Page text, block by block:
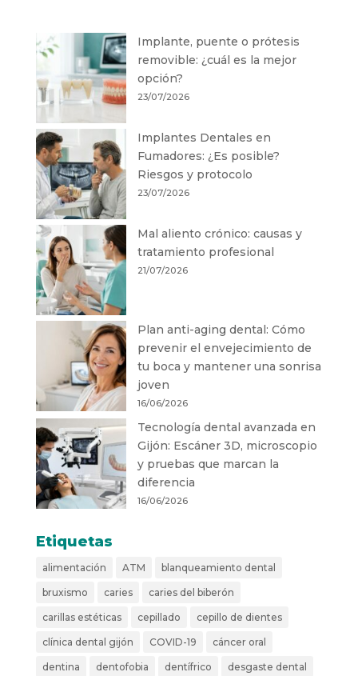
Implante, puente o prótesis
removible: ¿cuál es la mejor
opción?
23/07/2026
Implantes Dentales en
Fumadores: ¿Es posible?
Riesgos y protocolo
23/07/2026
Mal aliento crónico: causas y
tratamiento profesional
21/07/2026
Plan anti-aging dental: Cómo
prevenir el envejecimiento de
tu boca y mantener una sonrisa
joven
16/06/2026
Tecnología dental avanzada en
Gijón: Escáner 3D, microscopio
y pruebas que marcan la
diferencia
16/06/2026
Etiquetas
alimentación ATM blanqueamiento dental
bruxismo caries caries del biberón
carillas estéticas cepillado cepillo de dientes
clínica dental gijón COVID-19 cáncer oral
dentina dentofobia dentífrico desgaste dental